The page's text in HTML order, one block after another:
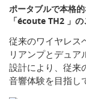
ポータブルで本格
「écoute TH2 」の
従来のワイヤレス
リアンプとデュア
設計により、従来
音響体験を目指し